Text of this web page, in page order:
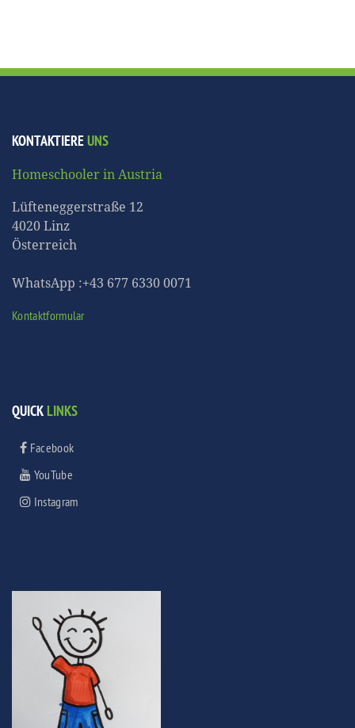
KONTAKTIEREUNS
Homeschooler in Austria
Lüfteneggerstraße 12
4020 Linz
Österreich
WhatsApp :+43 677 6330 0071
Kontaktformular
QUICKLINKS
Facebook
YouTube
Instagram